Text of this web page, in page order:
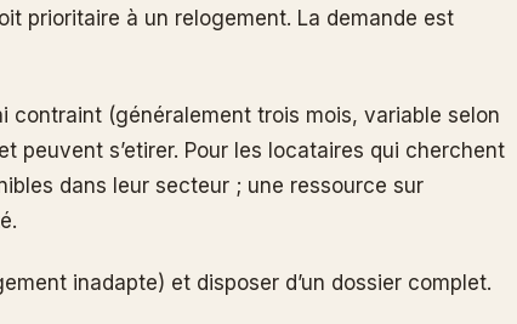
prioritaire à un relogement. La demande est
contraint (généralement trois mois, variable selon
peuvent s’etirer. Pour les locataires qui cherchent
dans leur secteur ; une ressource sur
inadapte) et disposer d’un dossier complet.